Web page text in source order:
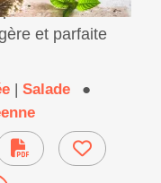
feta et
et parfaite
| Salade
●